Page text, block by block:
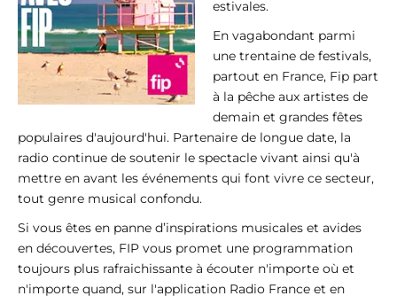
estivales.
En vagabondant parmi
une trentaine de festivals,
partout en France, Fip part
à la pêche aux artistes de
demain et grandes fêtes
populaires d'aujourd'hui. Partenaire de longue date, la
radio continue de soutenir le spectacle vivant ainsi qu'à
mettre en avant les événements qui font vivre ce secteur,
tout genre musical confondu.
Si vous êtes en panne d’inspirations musicales et avides
en découvertes, FIP vous promet une programmation
toujours plus rafraichissante à écouter n'importe où et
n'importe quand, sur l'application Radio France et en